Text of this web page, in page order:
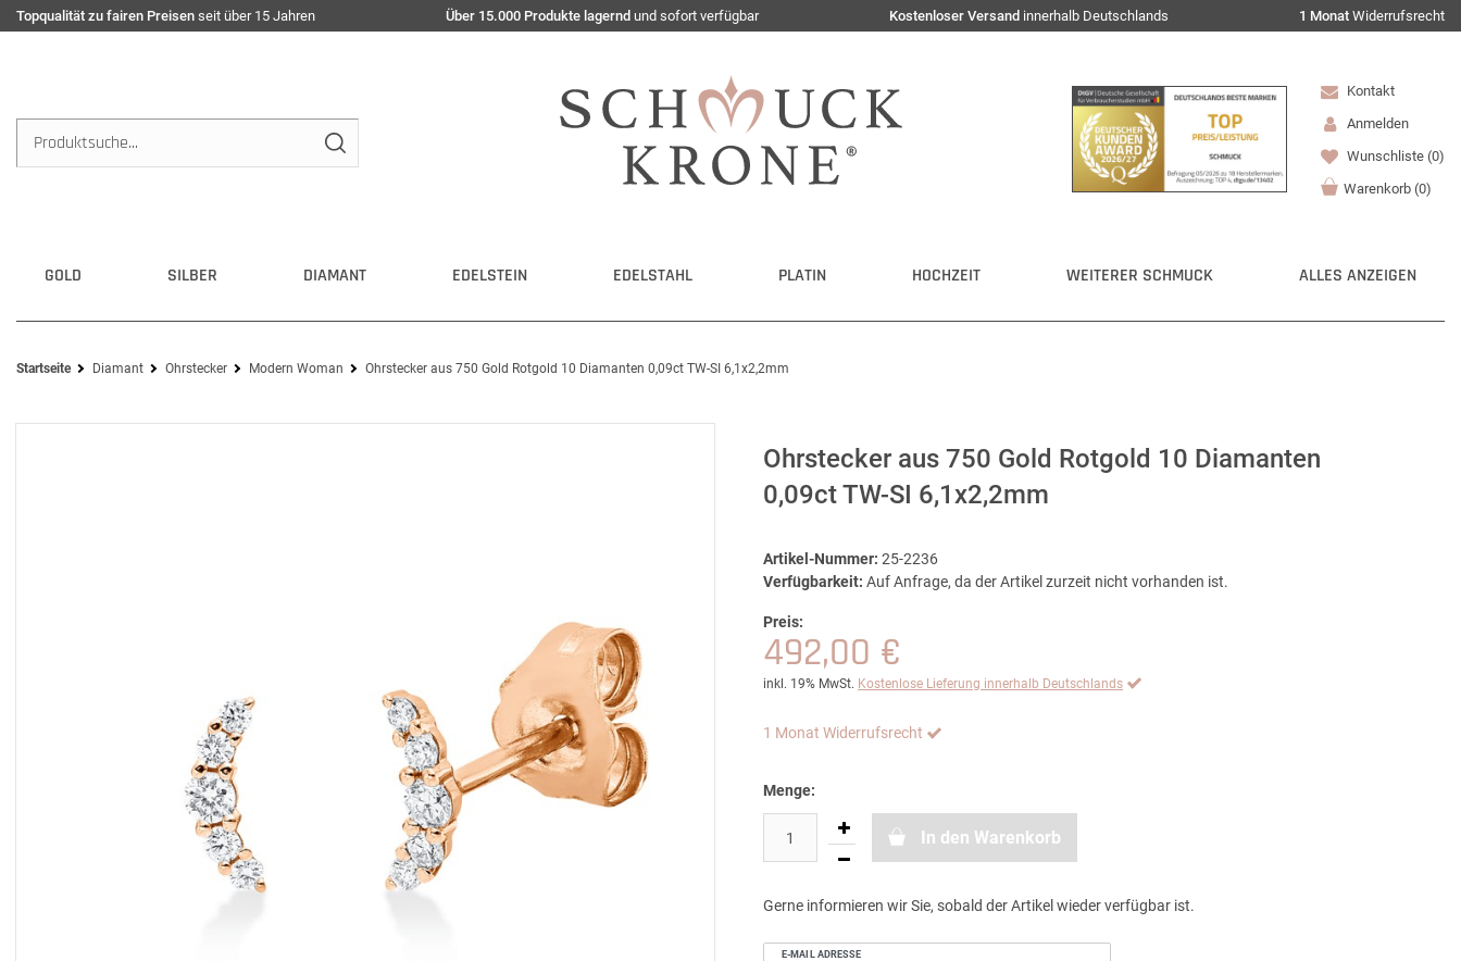
Topqualität zu fairen Preisen seit über 15 Jahren Über 15.000 Produkte lagernd und sofort verfügbar Kostenloser Versand innerhalb Deutschlands 1 Monat Widerrufsrecht
Kontakt
Anmelden
Wunschliste (0)
Warenkorb (0)
GOLD SILBER DIAMANT EDELSTEIN EDELSTAHL PLATIN HOCHZEIT WEITERER SCHMUCK ALLES ANZEIGEN
Startseite Diamant Ohrstecker Modern Woman Ohrstecker aus 750 Gold Rotgold 10 Diamanten 0,09ct TW-SI 6,1x2,2mm
Ohrstecker aus 750 Gold Rotgold 10 Diamanten
0,09ct TW-SI 6,1x2,2mm
Artikel-Nummer: 25-2236
Verfügbarkeit: Auf Anfrage, da der Artikel zurzeit nicht vorhanden ist.
Preis:
492,00 €
inkl. 19% MwSt. Kostenlose Lieferung innerhalb Deutschlands
1 Monat Widerrufsrecht
Menge:
In den Warenkorb
Gerne informieren wir Sie, sobald der Artikel wieder verfügbar ist.
E-MAIL ADRESSE